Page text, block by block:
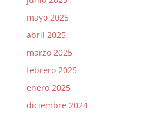
mayo 2025
abril 2025
marzo 2025
febrero 2025
enero 2025
diciembre 2024